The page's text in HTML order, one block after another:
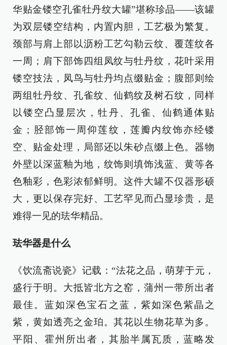
华贴金镂空孔雀牡丹纹大罐”堪称珍品——该罐
为双层镂空结构，内置内胆，工艺极为繁复。
颈部与肩上部以沥粉工艺勾勒云纹、覆莲纹各
一周；肩下部饰四组凤纹与牡丹纹，花叶采用
镂空技法，凤鸟与牡丹均点缀贴金；腹部则绘
两组牡丹纹、孔雀纹、仙鹤纹及树石纹，同样
以镂空凸显层次，牡丹、孔雀、仙鹤通体贴
金；胫部饰一周仰莲纹，莲瓣内纹饰亦经镂
空、贴金处理，局部还以朱砂点缀上色。器物
外壁以深蓝釉为地，纹饰则填饰浅蓝、黄等各
色釉彩，色彩浓郁鲜明。这件大罐不仅器形硕
大，更以保存完好、工艺罕见而凸显珍贵，是
难得一见的珐华精品。
珐华器是什么
《饮流斋说瓷》记载：“法花之品，萌芽于元，
盛行于明。大抵皆北方之窑，蒲州一带所出者
最佳。蓝如深色宝石之蓝，紫如深色紫晶之
紫，黄如透亮之金珀。其花以生物花草为多。
平阳、霍州所出者，其胎半属瓦质，蓝略发